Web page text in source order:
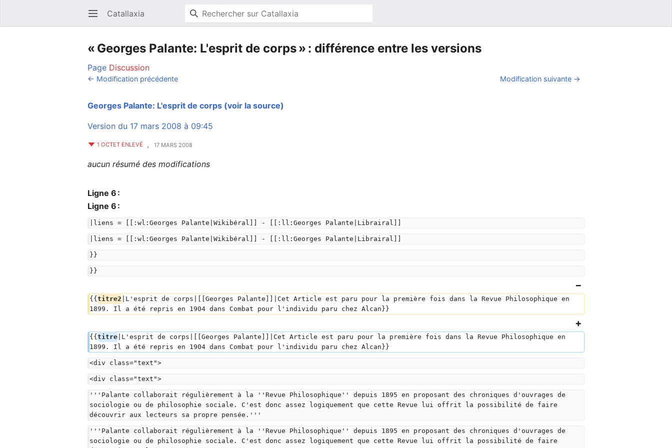
Ouvrir le menu principal Catallaxia
« Georges Palante: L'esprit de corps » : différence entre les versions
Page Discussion
← Modification précédente Modification suivante →
Georges Palante: L'esprit de corps (voir la source)
Version du 17 mars 2008 à 09:45
1 OCTET ENLEVÉ ,17 MARS 2008
aucun résumé des modifications
Ligne 6 :
Ligne 6 :
|liens = [[:wl:Georges Palante|Wikibéral]] - [[:ll:Georges Palante|Librairal]]
|liens = [[:wl:Georges Palante|Wikibéral]] - [[:ll:Georges Palante|Librairal]]
}}
}}
{{titre2 |L'esprit de corps|[[Georges Palante]]|Cet Article est paru pour la première fois dans la Revue Philosophique en
1899. Il a été repris en 1904 dans Combat pour l'individu paru chez Alcan}}
{{titre |L'esprit de corps|[[Georges Palante]]|Cet Article est paru pour la première fois dans la Revue Philosophique en
1899. Il a été repris en 1904 dans Combat pour l'individu paru chez Alcan}}
<div class="text">
<div class="text">
'''Palante collaborait régulièrement à la ''Revue Philosophique'' depuis 1895 en proposant des chroniques d'ouvrages de
sociologie ou de philosophie sociale. C'est donc assez logiquement que cette Revue lui offrit la possibilité de faire
découvrir aux lecteurs sa propre pensée.'''
'''Palante collaborait régulièrement à la ''Revue Philosophique'' depuis 1895 en proposant des chroniques d'ouvrages de
sociologie ou de philosophie sociale. C'est donc assez logiquement que cette Revue lui offrit la possibilité de faire